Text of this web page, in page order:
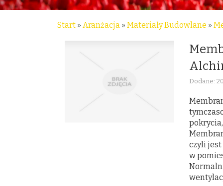
Start » Aranżacja » Materiały Budowlane »
Dodane:
czyli jest
w